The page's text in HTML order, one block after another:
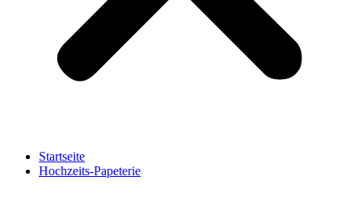
Startseite
Hochzeits-Papeterie